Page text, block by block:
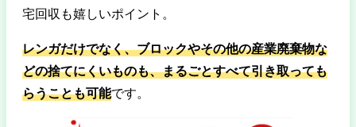
宅回収も嬉しいポイント。
レンガだけでなく、ブロックやその他の産業廃棄物な
どの捨てにくいものも、まるごとすべて引き取っても
らうことも可能です。